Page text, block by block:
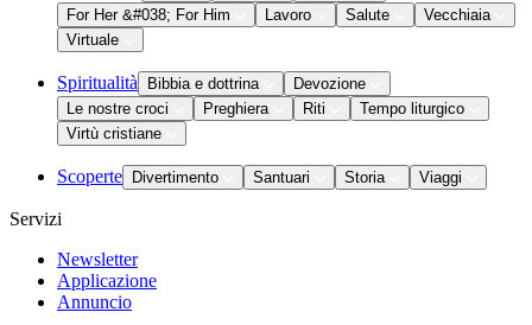
For Her &#038; For Him
Lavoro Salute
Vecchiaia
Virtuale
Spiritualità Bibbia e dottrina
Devozione
Le nostre croci
Preghiera Riti
Tempo liturgico
Virtù cristiane
Scoperte Divertimento Santuari Storia Viaggi
Servizi
Newsletter
Applicazione
Annuncio